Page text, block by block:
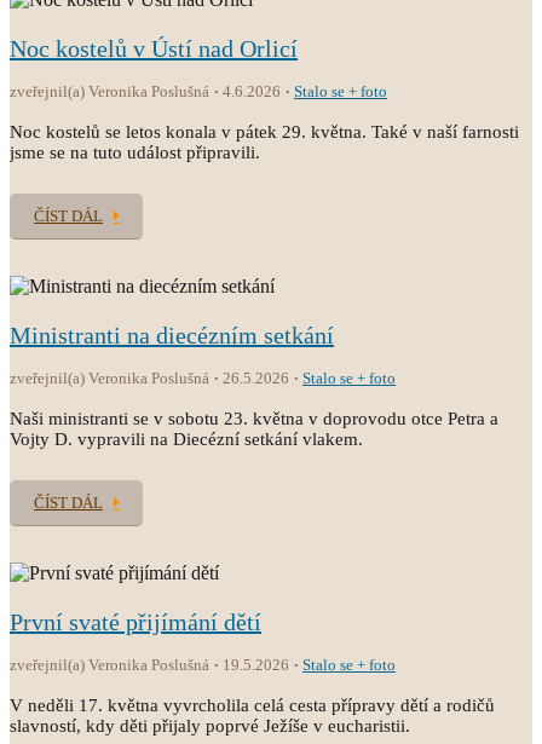
Noc kostelů v Ústí nad Orlicí
zveřejnil(a) Veronika Poslušná 4.6.2026 Stalo se + foto
Noc kostelů se letos konala v pátek 29. května. Také v naší farnosti
jsme se na tuto událost připravili.
ČÍST DÁL
Ministranti na diecézním setkání
zveřejnil(a) Veronika Poslušná 26.5.2026 Stalo se + foto
Naši ministranti se v sobotu 23. května v doprovodu otce Petra a
Vojty D. vypravili na Diecézní setkání vlakem.
ČÍST DÁL
První svaté přijímání dětí
zveřejnil(a) Veronika Poslušná 19.5.2026 Stalo se + foto
V neděli 17. května vyvrcholila celá cesta přípravy dětí a rodičů
slavností, kdy děti přijaly poprvé Ježíše v eucharistii.